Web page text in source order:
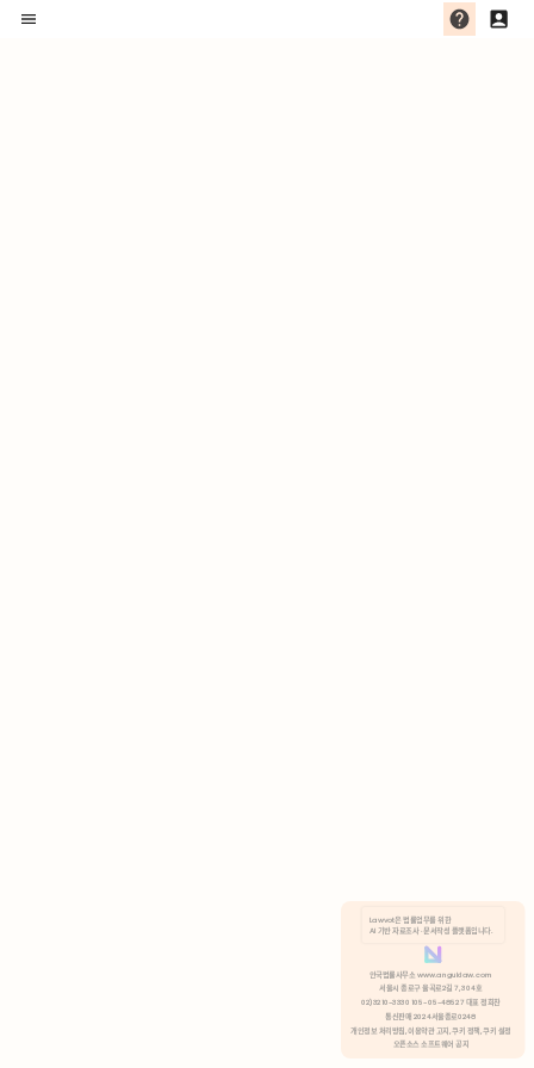
분석 쿠키 허용
Lawvot은 법률업무를 위한
AI 기반 자료조사 · 문서작성 플랫폼입니다.
안국법률사무소 www.anguklaw.com
서울시 종로구 율곡로2길 7, 304호
02)3210-3330 105-05-48527 대표 정희찬
통신판매 2024서울종로0248
개인정보 처리방침, 이용약관 고지, 쿠키 정책, 쿠키 설정
오픈소스 소프트웨어 공지